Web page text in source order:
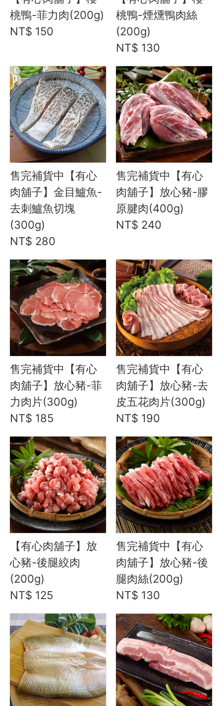
冬鄉小廚
Green&Safe 火鍋高湯 / 火鍋料
有心肉舖子
迴流海味 安心海鮮
卡馬龍 白晶蝦 / 烏魚子鴨胸
小川漁屋
約克街肉鋪
礦泉水 / 氣泡水
喫茶喝咖啡 / 飲料
農產 / 乾貨
油鹽醬醋
頂級美食
餐廚好朋友
生活美學
🇯🇵 日本專區
最新飯團 14
Blog
會員服務
社群
愛飯團FB粉絲團
YouTube
Instagram
聯絡我們
客服專線
服務信箱
關於
關於愛飯團
聯絡我們
合作與廣告
媒體推薦與報導
隱私保護
資訊安全
服務條款
桃鴨-菲力肉(200g)
NT$ 150
桃鴨-煙燻鴨肉絲
(200g)
NT$ 130
售完補貨中【有心
肉舖子】金目鱸魚-
去刺鱸魚切塊
(300g)
NT$ 280
售完補貨中【有心
肉舖子】放心豬-膠
原腱肉(400g)
NT$ 240
售完補貨中【有心
肉舖子】放心豬-菲
力肉片(300g)
NT$ 185
售完補貨中【有心
肉舖子】放心豬-去
皮五花肉片(300g)
NT$ 190
【有心肉舖子】放
心豬-後腿絞肉
(200g)
NT$ 125
售完補貨中【有心
肉舖子】放心豬-後
腿肉絲(200g)
NT$ 130